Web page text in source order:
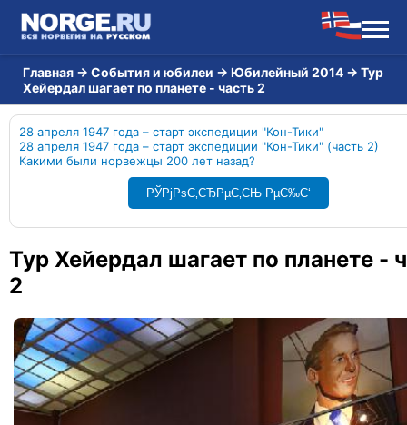
Главная → События и юбилеи → Юбилейный 2014 → Тур
Хейердал шагает по планете - часть 2
28 апреля 1947 года – старт экспедиции "Кон-Тики"
28 апреля 1947 года – старт экспедиции "Кон-Тики" (часть 2)
Какими были норвежцы 200 лет назад?
РЎРјРѕС‚СЂРµС‚СЊ РµС‰С‘
Тур Хейердал шагает по планете -
2